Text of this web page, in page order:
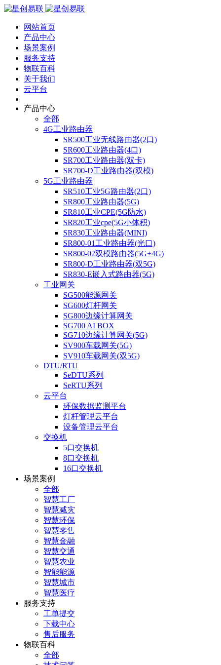
网站首页
产品中心
场景案例
服务支持
物联百科
关于我们
云平台
产品中心
全部
4G工业路由器
SR500工业无线路由器(2口)
SR600工业路由器(4口)
SR700工业路由器(双卡)
SR700-D工业路由器(双模)
5G工业路由器
SR510工业5G路由器(2口)
SR800工业路由器(5G)
SR810工业CPE(5G防水)
SR820工业cpe(5G小体积)
SR830工业路由器(MINI)
SR800-01工业路由器(光口)
SR800-02双模路由器(5G+4G)
SR800-D工业路由器(双5G)
SR830-E嵌入式路由器(5G)
工业网关
SG500能源网关
SG600灯杆网关
SG800边缘计算网关
SG700 AI BOX
SG710边缘计算网关(5G)
SV900车载网关(5G)
SV910车载网关(双5G)
DTU/RTU
SeDTU系列
SeRTU系列
云平台
环保数据监测平台
灯杆管理云平台
设备管理云平台
交换机
5口交换机
8口交换机
16口交换机
场景案例
全部
智慧工厂
智慧减灾
智慧环保
智慧零售
智慧金融
智慧交通
智慧农业
智能能源
智慧城市
智慧医疗
服务支持
工单提交
下载中心
售后服务
物联百科
全部